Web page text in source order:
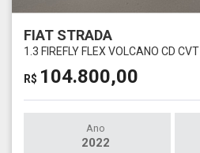
FIAT STRADA
1.3 FIREFLY FLEX VOLCANO CD CVT
R$ 104.800,00
Ano
2022